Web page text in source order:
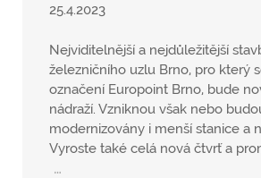
25.4.2023
Nejviditelnější a nejdůležitější
železničního uzlu Brno, pro který
označení Europoint Brno, bude
nádraží. Vzniknou však nebo
modernizovány i menší stanice a
Vyroste také celá nová čtvrť a
…